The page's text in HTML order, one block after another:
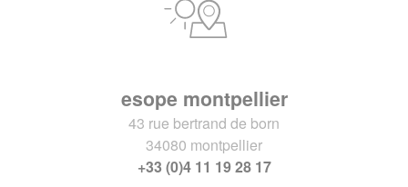
esope montpellier
43 rue bertrand de born
34080 montpellier
+33 (0)4 11 19 28 17